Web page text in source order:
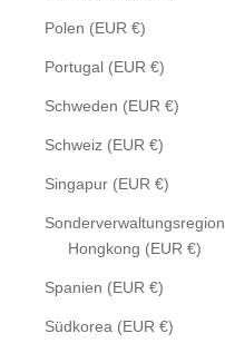
Polen (EUR €)
Portugal (EUR €)
Schweden (EUR €)
Schweiz (EUR €)
Singapur (EUR €)
Sonderverwaltungsregion
Hongkong (EUR €)
Spanien (EUR €)
Südkorea (EUR €)